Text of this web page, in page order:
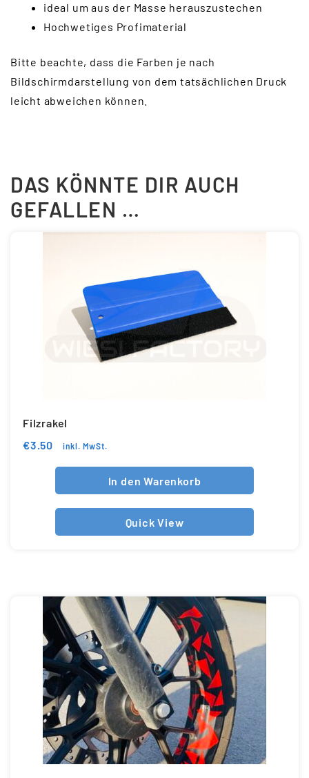
ideal um aus der Masse herauszustechen
Hochwetiges Profimaterial
Bitte beachte, dass die Farben je nach
Bildschirmdarstellung von dem tatsächlichen Druck
leicht abweichen können.
DAS KÖNNTE DIR AUCH
GEFALLEN …
Filzrakel
€3.50 inkl. MwSt.
In den Warenkorb
Quick View